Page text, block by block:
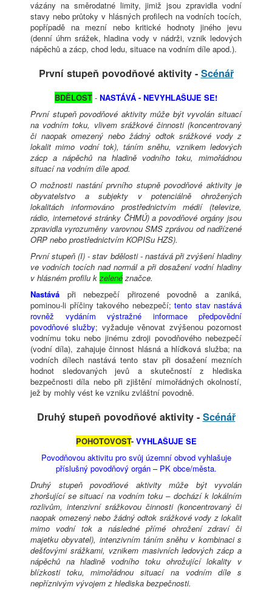
vázány na směrodatné limity, jimiž jsou zpravidla vodní
stavy nebo průtoky v hlásných profilech na vodních tocích,
popřípadě na mezní nebo kritické hodnoty jiného jevu
(denní úhrn srážek, hladina vody v nádrži, vznik ledových
nápěchů a zácp, chod ledu, situace na vodním díle apod.).
První stupeň povodňové aktivity - Scénář
BDĚLOST - NASTÁVÁ - NEVYHLAŠUJE SE!
První stupeň povodňové aktivity může být vyvolán situací
na vodním toku, vlivem srážkové činnosti (koncentrovaný
či naopak omezený nebo žádný odtok srážkové vody z
lokalit mimo vodní tok), táním sněhu, vznikem ledových
zácp a nápěchů na hladině vodního toku, mimořádnou
situací na vodním díle apod.
O možnosti nastání prvního stupně povodňové aktivity je
obyvatelstvo a subjekty v potenciálně ohrožených
lokalitách informováno prostřednictvím médií (televize,
rádio, internetové stránky ČHMÚ) a povodňové orgány jsou
zpravidla vyrozuměny varovnou SMS zprávou od nadřízené
ORP nebo prostřednictvím KOPISu HZS).
První stupeň (I) - stav bdělosti - nastává při zvýšení hladiny
ve vodních tocích nad normál a při dosažení vodní hladiny
v hlásném profilu kzelenéznačce.
Nastává
při nebezpečí přirozené povodně a zaniká,
pominou-li příčiny takového nebezpečí; tento stav nastává
rovněž vydáním výstražné informace předpovědní
povodňové služby; vyžaduje věnovat zvýšenou pozornost
vodnímu toku nebo jinému zdroji povodňového nebezpečí
(vodní díla), zahajuje činnost hlásná a hlídková služba; na
vodních dílech nastává tento stav při dosažení mezních
hodnot sledovaných jevů a skutečností z hlediska
bezpečnosti díla nebo při zjištění mimořádných okolností,
jež by mohly vést ke vzniku zvláštní povodně.
Druhý stupeň povodňové aktivity - Scénář
POHOTOVOST- VYHLAŠUJE SE
Povodňovou aktivitu pro svůj územní obvod vyhlašuje
příslušný povodňový orgán – PK obce/města.
Druhý stupeň povodňové aktivity může být vyvolán
zhoršující se situací na vodním toku – dochází k lokálním
rozlivům, intenzivní srážkovou činnosti (koncentrovaný či
naopak omezený nebo žádný odtok srážkové vody z lokalit
mimo vodní tok a následné přímé ohrožení zdraví či
majetku obyvatel), intenzivním táním sněhu v kombinaci s
dešťovými srážkami, vznikem masivních ledových zácp a
nápěchů na hladině vodního toku ohrožující lokality v
blízkosti toku, mimořádnou situací na vodním díle s
nepříznivým vývojem z hlediska bezpečnosti.